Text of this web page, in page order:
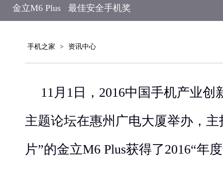
金立M6 Plus 最佳安全手机奖
手机之家 > 资讯中心
11月1日，2016中国手机产业
主题论坛在惠州广电大厦举办，
片”的金立M6 Plus获得了2016“年